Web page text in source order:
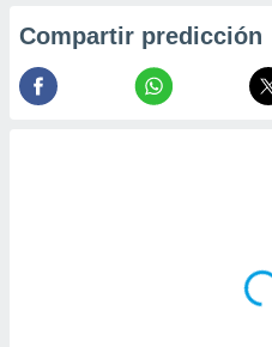
Compartir predicción